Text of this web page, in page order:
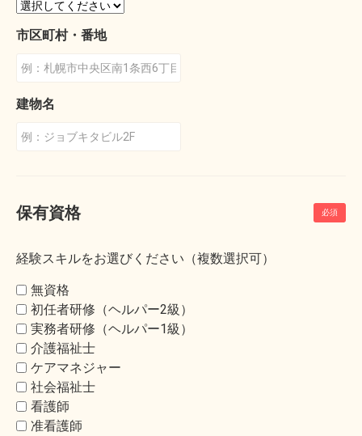
市区町村・番地
建物名
保有資格
経験スキルをお選びください（複数選択可）
無資格
初任者研修（ヘルパー2級）
実務者研修（ヘルパー1級）
介護福祉士
ケアマネジャー
社会福祉士
看護師
准看護師